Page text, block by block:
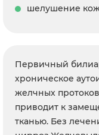
шелушение
Первичный
хроническое
желчных
приводит к
тканью. Без